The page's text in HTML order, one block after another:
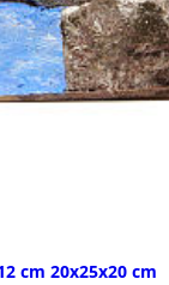
cm 20x25x20 cm